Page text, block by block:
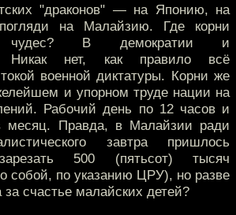
"драконов" — на Японию, на
на Малайзию. Где корни
чудес? В демократии и
Никак нет, как правило всё
военной диктатуры. Корни же
и упорном труде нации на
Рабочий день по 12 часов и
месяц. Правда, в Малайзии ради
завтра пришлось
500 (пятьсот) тысяч
собой, по указанию ЦРУ), но разве
счастье малайских детей?